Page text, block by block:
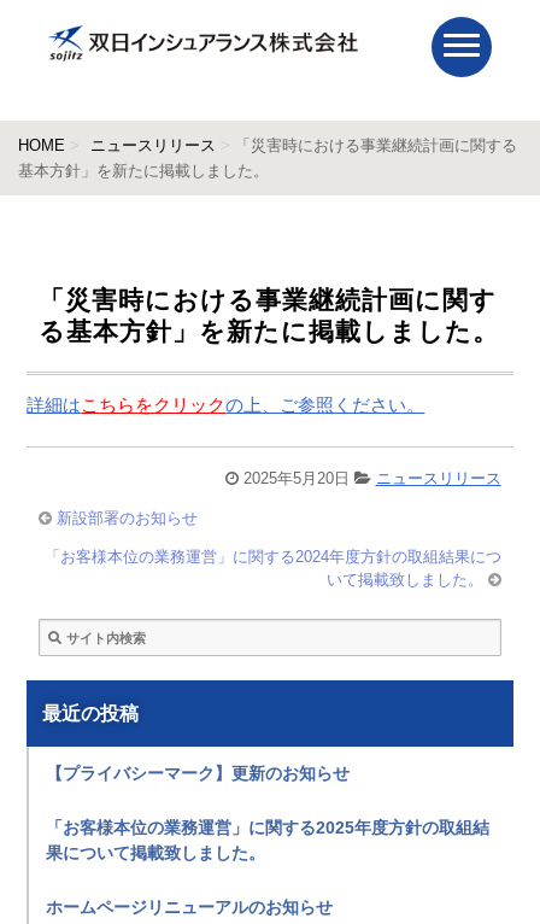
HOME ニュースリリース
「災害時における事業継続計画に関する
基本方針」を新たに掲載しました。
「災害時における事業継続計画に関す
る基本方針」を新たに掲載しました。
詳細はこちらをクリックの上、ご参照ください。
2025年5月20日 ニュースリリース
新設部署のお知らせ
「お客様本位の業務運営」に関する2024年度方針の取組結果につ
いて掲載致しました。
最近の投稿
【プライバシーマーク】更新のお知らせ
「お客様本位の業務運営」に関する2025年度方針の取組結
果について掲載致しました。
ホームページリニューアルのお知らせ